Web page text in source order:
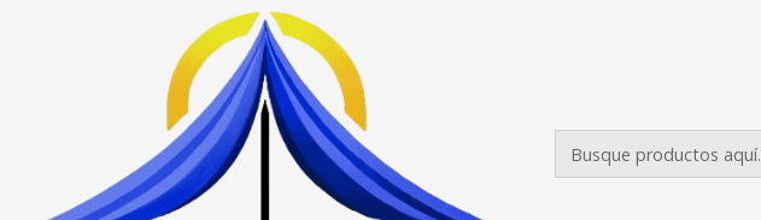
Toldos 2x2 Fierro blanco Reforzado
Toldos 2x2